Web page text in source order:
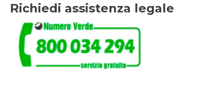
Richiedi assistenza legale